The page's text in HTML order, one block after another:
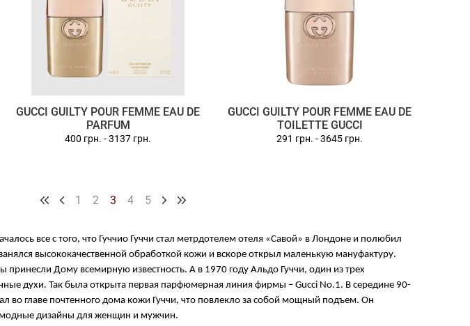
GUCCI GUILTY POUR FEMME EAU DE
PARFUM
400 грн. -3137 грн.
GUCCI GUILTY POUR FEMME EAU DE
TOILETTE GUCCI
291 грн. -3645 грн.
1 2 3 4 5
все с того, что Гуччио Гуччи стал метрдотелем отеля «Савой» в Лондоне и полюбил
высококачественной обработкой кожи и вскоре открыл маленькую мануфактуру.
Дому всемирную известность. А в 1970 году Альдо Гуччи, один из трех
духи. Так была открыта первая парфюмерная линия фирмы – Gucci No.1. В середине 90-
во главе почтенного дома кожи Гуччи, что повлекло за собой мощный подъем. Он
дизайны для женщин и мужчин.